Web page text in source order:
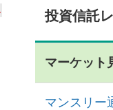
投資信託
マーケット
マンスリー